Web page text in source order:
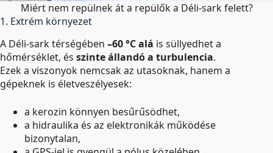
Miért nem repülnek át a repülők a Déli-sark felett?
1. Extrém környezet
A Déli-sark térségében –60 °C alá is süllyedhet a
hőmérséklet, és szinte állandó a turbulencia.
Ezek a viszonyok nemcsak az utasoknak, hanem a
gépeknek is életveszélyesek:
a kerozin könnyen besűrűsödhet,
a hidraulika és az elektronikák működése
bizonytalan,